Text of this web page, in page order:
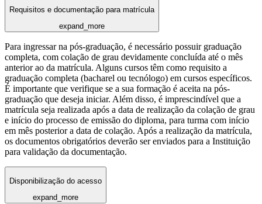
Requisitos e documentação para matrícula
expand_more
Para ingressar na pós-graduação, é necessário possuir graduação
completa, com colação de grau devidamente concluída até o mês
anterior ao da matrícula. Alguns cursos têm como requisito a
graduação completa (bacharel ou tecnólogo) em cursos específicos.
É importante que verifique se a sua formação é aceita na pós-
graduação que deseja iniciar. Além disso, é imprescindível que a
matrícula seja realizada após a data de realização da colação de grau
e início do processo de emissão do diploma, para turma com início
em mês posterior a data de colação. Após a realização da matrícula,
os documentos obrigatórios deverão ser enviados para a Instituição
para validação da documentação.
Disponibilização do acesso
expand_more